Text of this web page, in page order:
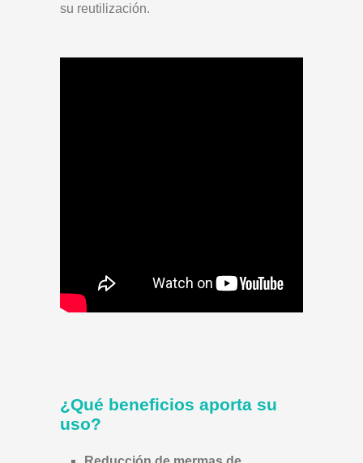
su reutilización.
¿Qué beneficios aporta su
uso?